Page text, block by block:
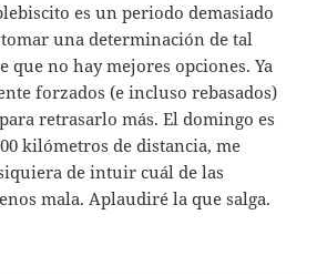
es un periodo demasiado
una determinación de tal
que no hay mejores opciones. Ya
forzados (e incluso rebasados)
retrasarlo más. El domingo es
kilómetros de distancia, me
de intuir cuál de las
mala. Aplaudiré la que salga.